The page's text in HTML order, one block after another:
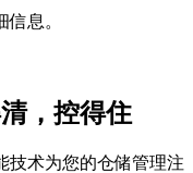
息。
，控得住
技术为您的仓储管理注